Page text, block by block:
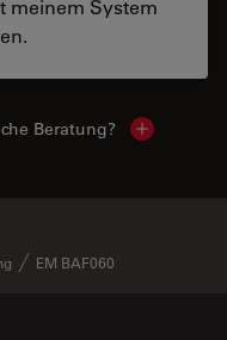
meinem System
Beratung? Show
EM BAF060